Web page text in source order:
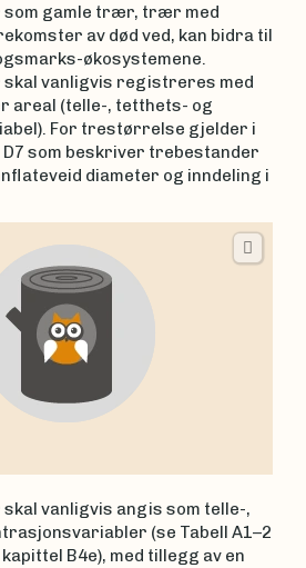
gamle trær, trær med
av død ved, kan bidra til
økosystemene.
vanligvis registreres med
areal (telle-, tetthets- og
For trestørrelse gjelder i
som beskriver trebestander
diameter og inndeling i
vanligvis angis som telle-,
(se Tabell A1–2
B4e), med tillegg av en